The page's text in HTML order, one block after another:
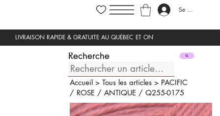
Se connecter
Recherche
Accueil> Tous les articles> PACIFIC
/ ROSE / ANTIQUE / Q255-0175